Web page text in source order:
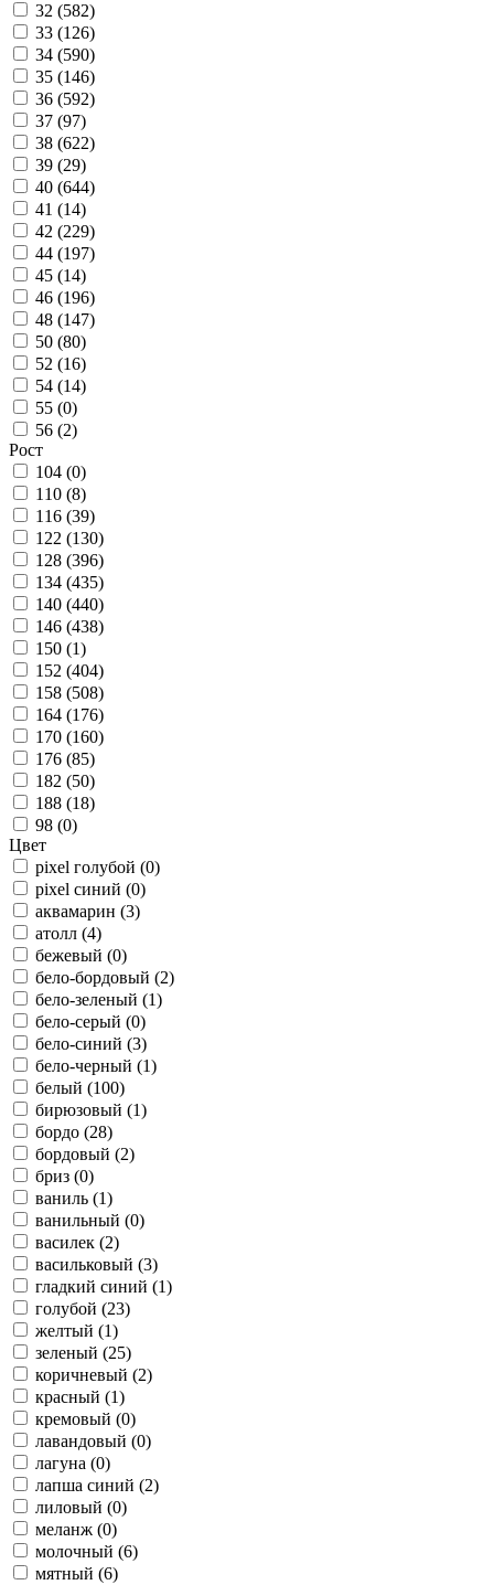
32 (582)
33 (126)
34 (590)
35 (146)
36 (592)
37 (97)
38 (622)
39 (29)
40 (644)
41 (14)
42 (229)
44 (197)
45 (14)
46 (196)
48 (147)
50 (80)
52 (16)
54 (14)
55 (0)
56 (2)
Рост
104 (0)
110 (8)
116 (39)
122 (130)
128 (396)
134 (435)
140 (440)
146 (438)
150 (1)
152 (404)
158 (508)
164 (176)
170 (160)
176 (85)
182 (50)
188 (18)
98 (0)
Цвет
pixel голубой (0)
pixel синий (0)
аквамарин (3)
атолл (4)
бежевый (0)
бело-бордовый (2)
бело-зеленый (1)
бело-серый (0)
бело-синий (3)
бело-черный (1)
белый (100)
бирюзовый (1)
бордо (28)
бордовый (2)
бриз (0)
ваниль (1)
ванильный (0)
василек (2)
васильковый (3)
гладкий синий (1)
голубой (23)
желтый (1)
зеленый (25)
коричневый (2)
красный (1)
кремовый (0)
лавандовый (0)
лагуна (0)
лапша синий (2)
лиловый (0)
меланж (0)
молочный (6)
мятный (6)